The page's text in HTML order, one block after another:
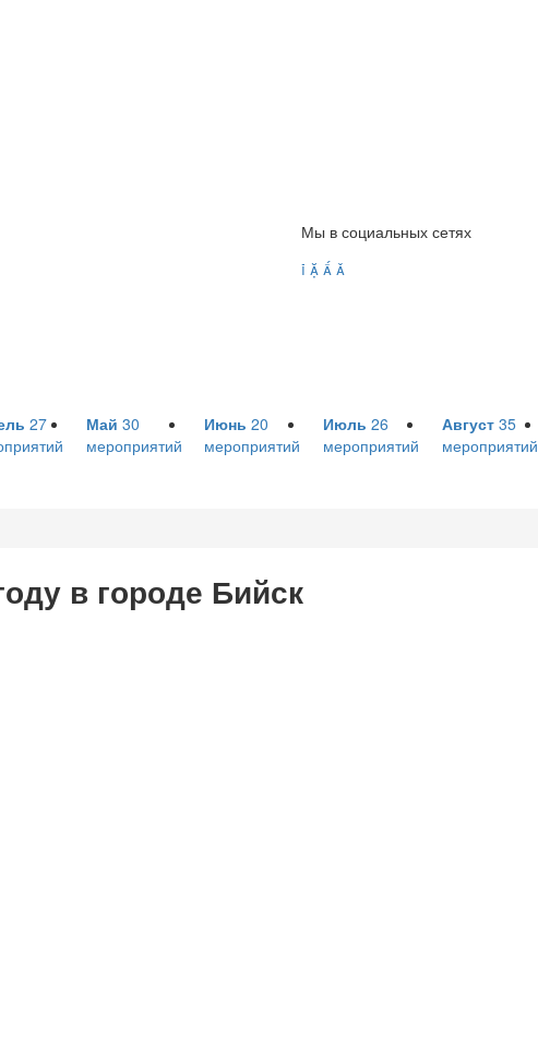
Мы в социальных сетях
   
27
Май 30
мероприятий
Июнь 20
мероприятий
Июль 26
мероприятий
Август 35
мероприятий
в городе Бийск